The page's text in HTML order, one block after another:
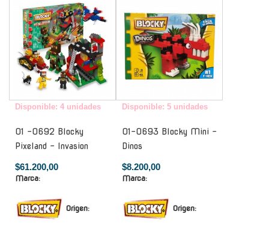
Disponible: 4 unidades
01 -0692 Blocky
Pixeland - Invasion
$61.200,00
Marca:
Origen:
Disponible: 5 unidades
01-0693 Blocky Mini -
Dinos
$8.200,00
Marca:
Origen: